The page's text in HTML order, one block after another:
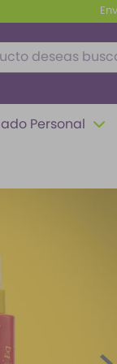
deseas
Personal